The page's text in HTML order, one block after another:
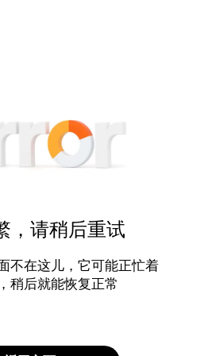
，请稍后重试
不在这儿，它可能正忙着
稍后就能恢复正常